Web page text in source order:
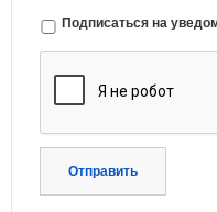
Подписаться на
Отправить